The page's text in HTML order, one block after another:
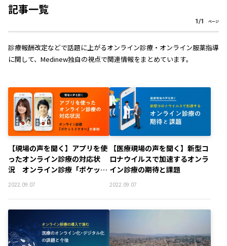
記事一覧
1 /1 ページ
診療報酬改定などで話題に上がるオンライン診療・オンライン服薬指導
に関して、Medinew独自の視点で関連情報をまとめています。
【現場の声を聞く】アプリを使
ったオンライン診療の対応状
況 オンライン診療「ポケット
2022.09.07
【医療現場の声を聞く】新型コ
ロナウイルスで加速するオンラ
イン診療の期待と課題
2022.09.07